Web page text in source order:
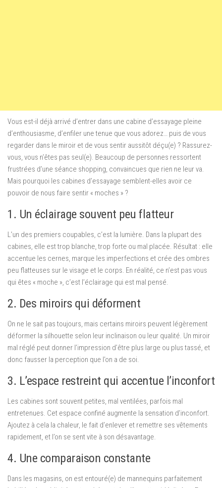
Vous est-il déjà arrivé d’entrer dans une cabine d’essayage pleine
d’enthousiasme, d’enfiler une tenue que vous adorez… puis de vous
regarder dans le miroir et de vous sentir aussitôt déçu(e) ? Rassurez-
vous, vous n’êtes pas seul(e). Beaucoup de personnes ressortent
frustrées d’une séance shopping, convaincues que rien ne leur va.
Mais pourquoi les cabines d’essayage semblent-elles avoir ce
pouvoir de nous faire sentir « moches » ?
1. Un éclairage souvent peu flatteur
L’un des premiers coupables, c’est la lumière. Dans la plupart des
cabines, elle est trop blanche, trop forte ou mal placée. Résultat : elle
accentue les cernes, marque les imperfections et crée des ombres
peu flatteuses sur le visage et le corps. En réalité, ce n’est pas vous
qui êtes « moche », c’est l’éclairage qui est mal pensé.
2. Des miroirs qui déforment
On ne le sait pas toujours, mais certains miroirs peuvent légèrement
déformer la silhouette selon leur inclinaison ou leur qualité. Un miroir
mal réglé peut donner l’impression d’être plus large ou plus tassé, et
donc fausser la perception que l’on a de soi.
3. L’espace restreint qui accentue l’inconfort
Les cabines sont souvent petites, mal ventilées, parfois mal
entretenues. Cet espace confiné augmente la sensation d’inconfort.
Ajoutez à cela la chaleur, le fait d’enlever et remettre ses vêtements
rapidement, et l’on se sent vite à son désavantage.
4. Une comparaison constante
Dans les magasins, on est entouré(e) de mannequins parfaitement